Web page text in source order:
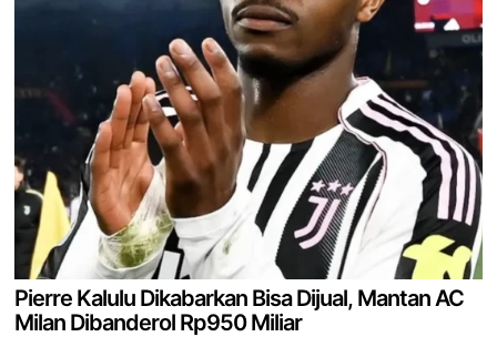
Pierre Kalulu Dikabarkan Bisa Dijual, Mantan AC
Milan Dibanderol Rp950 Miliar